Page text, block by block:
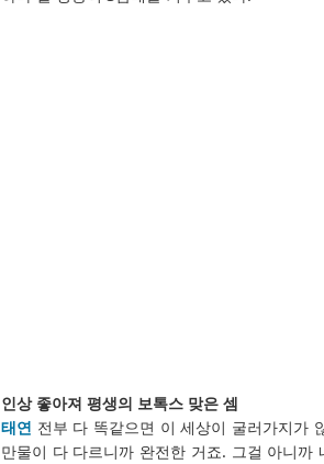
인상 좋아져 평생의 보톡스 맞은 셈
태연 전부 다 똑같으면 이 세상이 굴러가지가
만물이 다 다르니까 완전한 거죠. 그걸 아니까